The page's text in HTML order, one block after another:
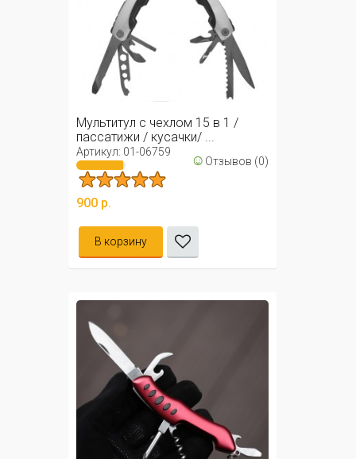
Мультитул с чехлом 15 в 1 /
пассатижи / кусачки/ ...
Артикул: 01-06759 ☺ Отзывов (0)
900 р.
В корзину